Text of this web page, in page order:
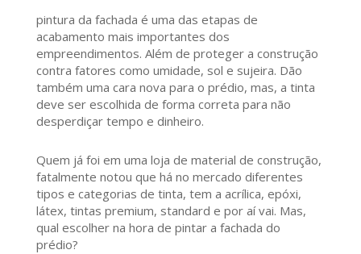
pintura da fachada é uma das etapas de
acabamento mais importantes dos
empreendimentos. Além de proteger a construção
contra fatores como umidade, sol e sujeira. Dão
também uma cara nova para o prédio, mas, a tinta
deve ser escolhida de forma correta para não
desperdiçar tempo e dinheiro.
Quem já foi em uma loja de material de construção,
fatalmente notou que há no mercado diferentes
tipos e categorias de tinta, tem a acrílica, epóxi,
látex, tintas premium, standard e por aí vai. Mas,
qual escolher na hora de pintar a fachada do
prédio?